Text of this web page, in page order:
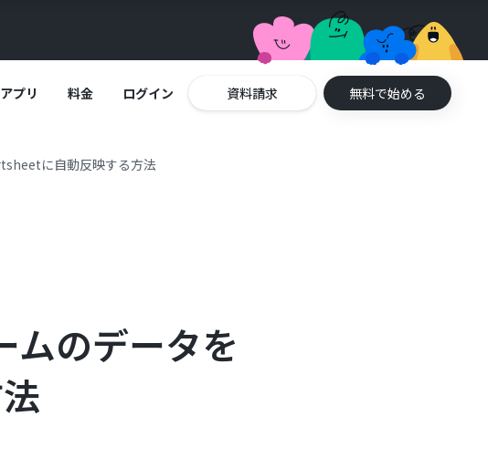
プリ 料金 ログイン 資料請求 無料で始める
に自動反映する方法
ムのデータを